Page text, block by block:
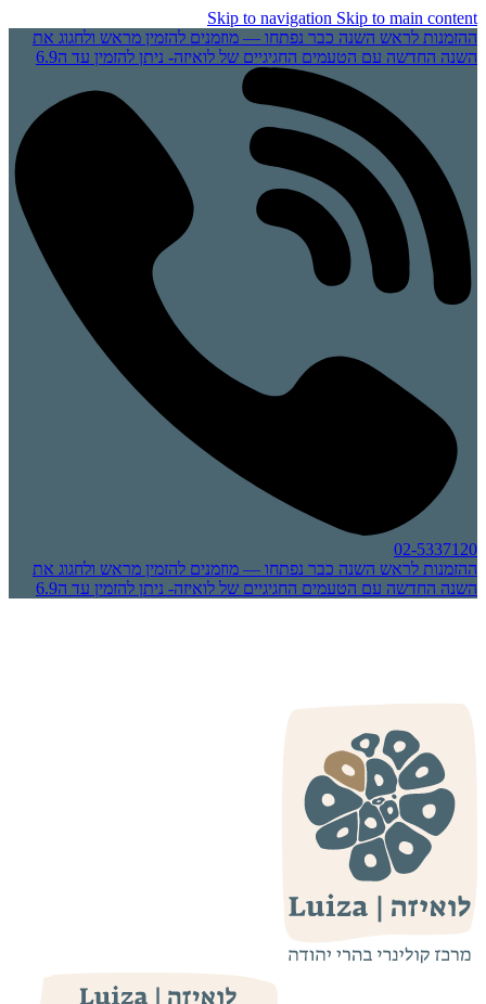
Skip to navigation Skip to main content
ההזמנות לראש השנה כבר נפתחו — מוזמנים להזמין מראש ולחגוג את
השנה החדשה עם הטעמים החגיגיים של לואיזה- ניתן להזמין עד ה6.9
02-5337120
ההזמנות לראש השנה כבר נפתחו — מוזמנים להזמין מראש ולחגוג את
השנה החדשה עם הטעמים החגיגיים של לואיזה- ניתן להזמין עד ה6.9